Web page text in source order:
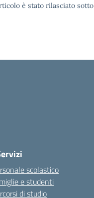
è stato rilasciato
scolastico
e studenti
di studio